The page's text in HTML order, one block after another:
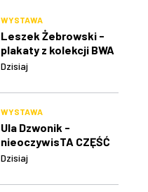
WYSTAWA
Leszek Żebrowski -
plakaty z kolekcji BWA
w Rzeszowie
Dzisiaj
WYSTAWA
Ula Dzwonik -
nieoczywisTA CZĘŚĆ
ZAPISU
Dzisiaj